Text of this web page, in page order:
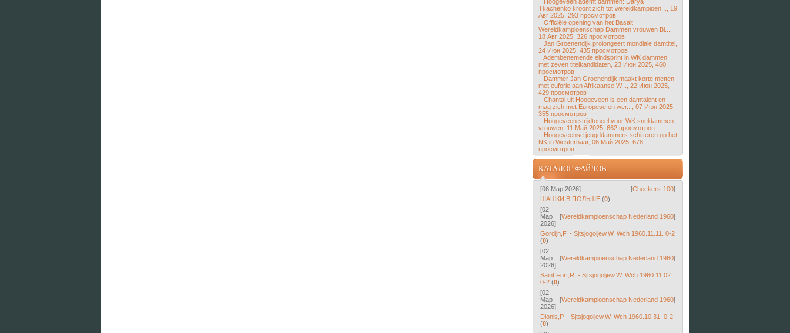
Tkachenko kroont zich tot wereldkampioen..., 19
Авг 2025, 293 просмотров
Officiële opening van het Basalt
Wereldkampioenschap Dammen vrouwen Bl...,
18 Авг 2025, 326 просмотров
Jan Groenendijk prolongeert mondiale damtitel,
24 Июн 2025, 435 просмотров
Adembenemende eindsprint in WK dammen
met zeven titelkandidaten, 23 Июн 2025, 460
просмотров
Dammer Jan Groenendijk maakt korte metten
met euforie aan Afrikaanse W..., 22 Июн 2025,
429 просмотров
Chantal uit Hoogeveen is een damtalent en
mag zich met Europese en wer..., 07 Июн 2025,
355 просмотров
Hoogeveen strijdtoneel voor WK sneldammen
vrouwen, 11 Май 2025, 662 просмотров
Hoogeveense jeugddammers schitteren op het
NK in Westerhaar, 06 Май 2025, 678
просмотров
КАТАЛОГ ФАЙЛОВ
[06 Мар 2026] [Checkers-100]
ШАШКИ B ПОЛЬШЕ (0)
[02
Мар
2026]
[Wereldkampioenschap Nederland 1960]
Gordijn,F. - Sjtsjogoljew,W. Wch 1960.11.11. 0-2
(0)
[02
Мар
2026]
[Wereldkampioenschap Nederland 1960]
Saint Fort,R. - Sjtsjogoljew,W. Wch 1960.11.02.
0-2 (0)
[02
Мар
2026]
[Wereldkampioenschap Nederland 1960]
Dionis,P. - Sjtsjogoljew,W. Wch 1960.10.31. 0-2
(0)